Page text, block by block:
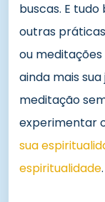
buscas. E
outras
ou
ainda mais
meditação
experimentar
sua
espiritualidade.